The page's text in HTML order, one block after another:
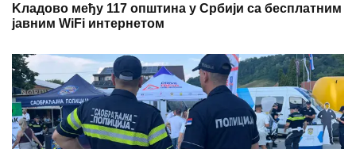
Kладово међу 117 општина у Србији са бесплатним
јавним WiFi интернетом